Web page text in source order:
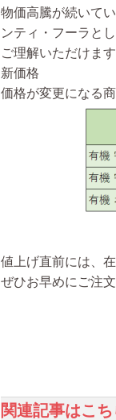
物価高騰が続いて
ンティ・フーラと
ご理解いただけま
新価格
価格が変更になる
値上げ直前には、
ぜひお早めにご注文
関連記事はこち